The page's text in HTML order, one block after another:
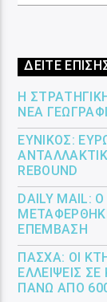
ΔΕΙΤΕ
Η
ΝΈΑ
ΕΎΝΙΚΟΣ:
REBOUND
DAILY MAIL:
ΕΠΈΜΒΑΣΗ
ΠΆΣΧΑ: ΟΙ
ΕΛΛΕΊΨΕΙΣ
ΠΆΝΩ ΑΠΌ